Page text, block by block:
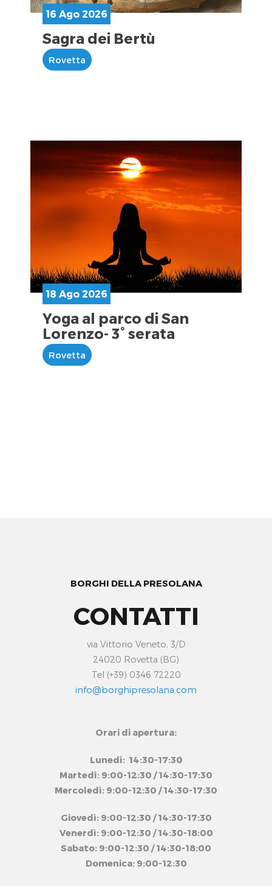
16 Ago 2026
Sagra dei Bertù
Rovetta
18 Ago 2026
Yoga al parco di San
Lorenzo- 3° serata
Rovetta
BORGHI DELLA PRESOLANA
CONTATTI
via Vittorio Veneto, 3/D
24020 Rovetta (BG)
Tel (+39) 0346 72220
info@borghipresolana.com
Orari di apertura:
Lunedì: 14:30-17:30
Martedì: 9:00-12:30 / 14:30-17:30
Mercoledì: 9:00-12:30 / 14:30-17:30
Giovedì: 9:00-12:30 / 14:30-17:30
Venerdì: 9:00-12:30 / 14:30-18:00
Sabato: 9:00-12:30 / 14:30-18:00
Domenica: 9:00-12:30